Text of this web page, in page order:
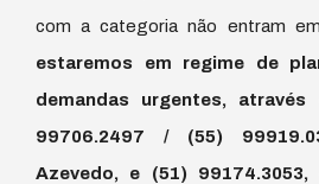
com a categoria não entram
estaremos em regime de
demandas urgentes,
99706.2497 / (55)
Azevedo, e (51)